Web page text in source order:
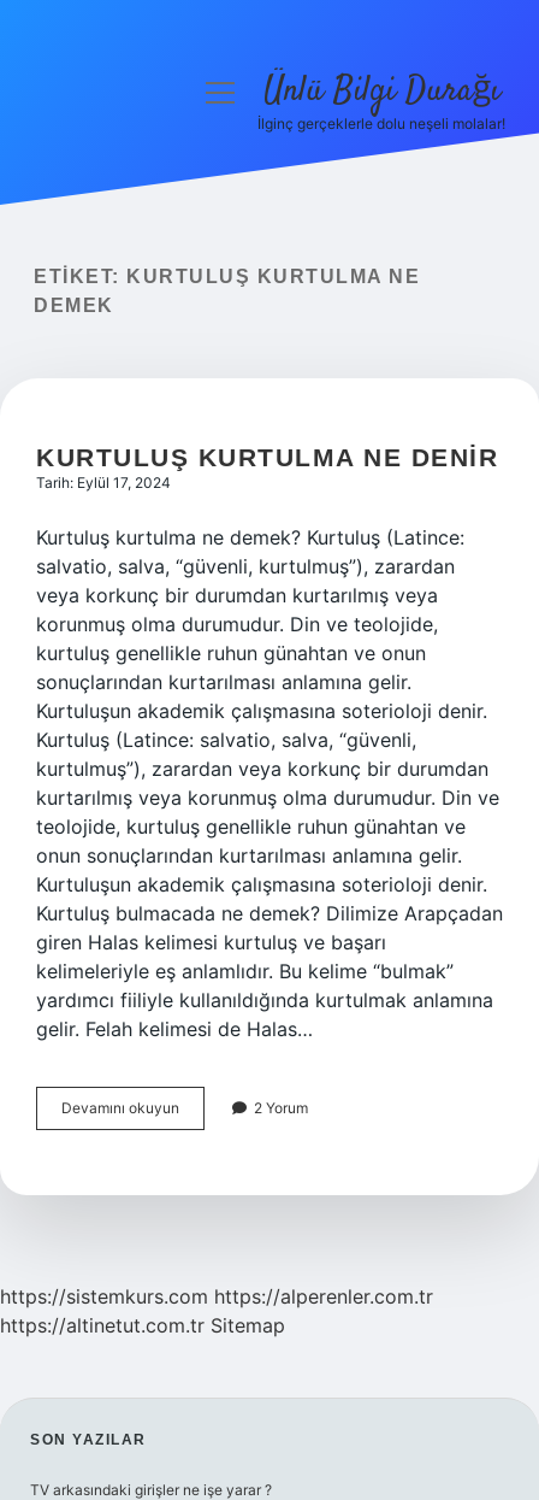
Yasal Uyarı
menüyüÜnlü Bilgi Durağı
İlginç gerçeklerle dolu neşeli molalar!
ETIKET:
KURTULUŞ KURTULMA NE
DEMEK
KURTULUŞ KURTULMA NE DENIR
Tarih: Eylül 17, 2024
Kurtuluş kurtulma ne demek? Kurtuluş (Latince:
salvatio, salva, “güvenli, kurtulmuş”), zarardan
veya korkunç bir durumdan kurtarılmış veya
korunmuş olma durumudur. Din ve teolojide,
kurtuluş genellikle ruhun günahtan ve onun
sonuçlarından kurtarılması anlamına gelir.
Kurtuluşun akademik çalışmasına soterioloji denir.
Kurtuluş (Latince: salvatio, salva, “güvenli,
kurtulmuş”), zarardan veya korkunç bir durumdan
kurtarılmış veya korunmuş olma durumudur. Din ve
teolojide, kurtuluş genellikle ruhun günahtan ve
onun sonuçlarından kurtarılması anlamına gelir.
Kurtuluşun akademik çalışmasına soterioloji denir.
Kurtuluş bulmacada ne demek? Dilimize Arapçadan
giren Halas kelimesi kurtuluş ve başarı
kelimeleriyle eş anlamlıdır. Bu kelime “bulmak”
yardımcı fiiliyle kullanıldığında kurtulmak anlamına
gelir. Felah kelimesi de Halas…
Devamını okuyun Kurtuluş
Kurtulma
2 Yorum
https://sistemkurs.com https://alperenler.com.tr
https://altinetut.com.tr Sitemap
SIDEBAR
SON YAZILAR
TV arkasındaki girişler ne işe yarar ?